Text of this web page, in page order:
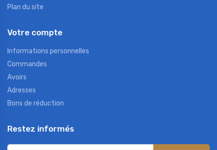
Plan du site
Votre compte
Informations personnelles
Commandes
Avoirs
Adresses
Bons de réduction
Restez informés